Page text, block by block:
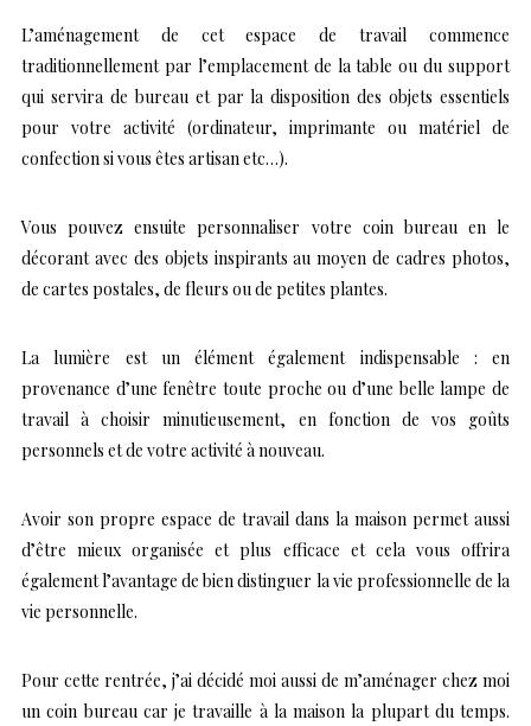
L’aménagement de cet espace de travail commence
traditionnellement par l’emplacement de la table ou du support
qui servira de bureau et par la disposition des objets essentiels
pour votre activité (ordinateur, imprimante ou matériel de
confection si vous êtes artisan etc…).
Vous pouvez ensuite personnaliser votre coin bureau en le
décorant avec des objets inspirants au moyen de cadres photos,
de cartes postales, de fleurs ou de petites plantes.
La lumière est un élément également indispensable : en
provenance d’une fenêtre toute proche ou d’une belle lampe de
travail à choisir minutieusement, en fonction de vos goûts
personnels et de votre activité à nouveau.
Avoir son propre espace de travail dans la maison permet aussi
d’être mieux organisée et plus efficace et cela vous offrira
également l’avantage de bien distinguer la vie professionnelle de la
vie personnelle.
Pour cette rentrée, j’ai décidé moi aussi de m’aménager chez moi
un coin bureau car je travaille à la maison la plupart du temps.